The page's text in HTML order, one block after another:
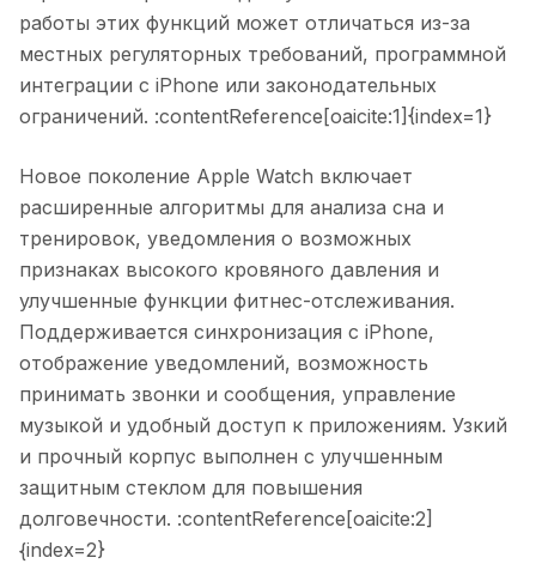
работы этих функций может отличаться из-за
местных регуляторных требований, программной
интеграции с iPhone или законодательных
ограничений. :contentReference[oaicite:1]{index=1}
Новое поколение Apple Watch включает
расширенные алгоритмы для анализа сна и
тренировок, уведомления о возможных
признаках высокого кровяного давления и
улучшенные функции фитнес-отслеживания.
Поддерживается синхронизация с iPhone,
отображение уведомлений, возможность
принимать звонки и сообщения, управление
музыкой и удобный доступ к приложениям. Узкий
и прочный корпус выполнен с улучшенным
защитным стеклом для повышения
долговечности. :contentReference[oaicite:2]
{index=2}